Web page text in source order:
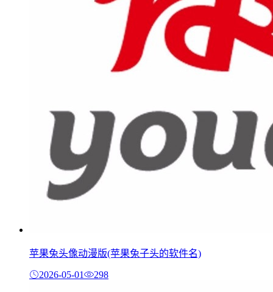
苹果兔头像动漫版(苹果兔子头的软件名)
2026-05-01 298